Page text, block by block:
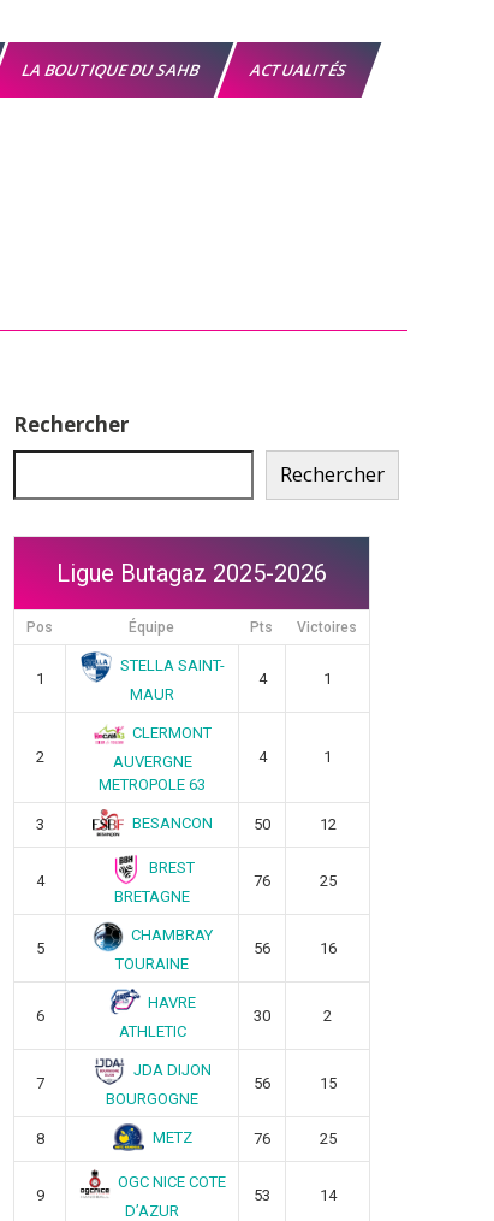
LA BOUTIQUE DU SAHB ACTUALITÉS
Rechercher
Rechercher
Ligue Butagaz 2025-2026
Pos Équipe Pts Victoires
1
STELLA SAINT-
MAUR
4 1
2
CLERMONT
AUVERGNE
METROPOLE 63
4 1
3 BESANCON 50 12
4
BREST
BRETAGNE
76 25
5
CHAMBRAY
TOURAINE
56 16
6
HAVRE
ATHLETIC
30 2
7
JDA DIJON
BOURGOGNE
56 15
8 METZ 76 25
9
OGC NICE COTE
D’AZUR
53 14